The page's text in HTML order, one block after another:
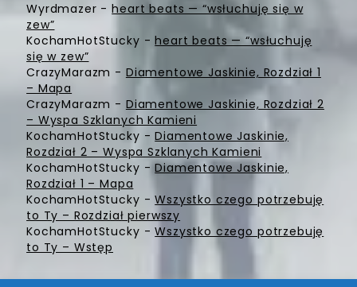
Wyrdmazer -heart beats — “wsłuchuję się w
zew”
KochamHotStucky -heart beats — “wsłuchuję
się w zew”
CrazyMarazm - Diamentowe Jaskinie, Rozdział 1
– Mapa
CrazyMarazm - Diamentowe Jaskinie, Rozdział 2
– Wyspa Szklanych Kamieni
KochamHotStucky -Diamentowe Jaskinie,
Rozdział 2 – Wyspa Szklanych Kamieni
KochamHotStucky -Diamentowe Jaskinie,
Rozdział 1 – Mapa
KochamHotStucky -Wszystko czego potrzebuję
to Ty – Rozdział pierwszy
KochamHotStucky -Wszystko czego potrzebuję
to Ty – Wstęp